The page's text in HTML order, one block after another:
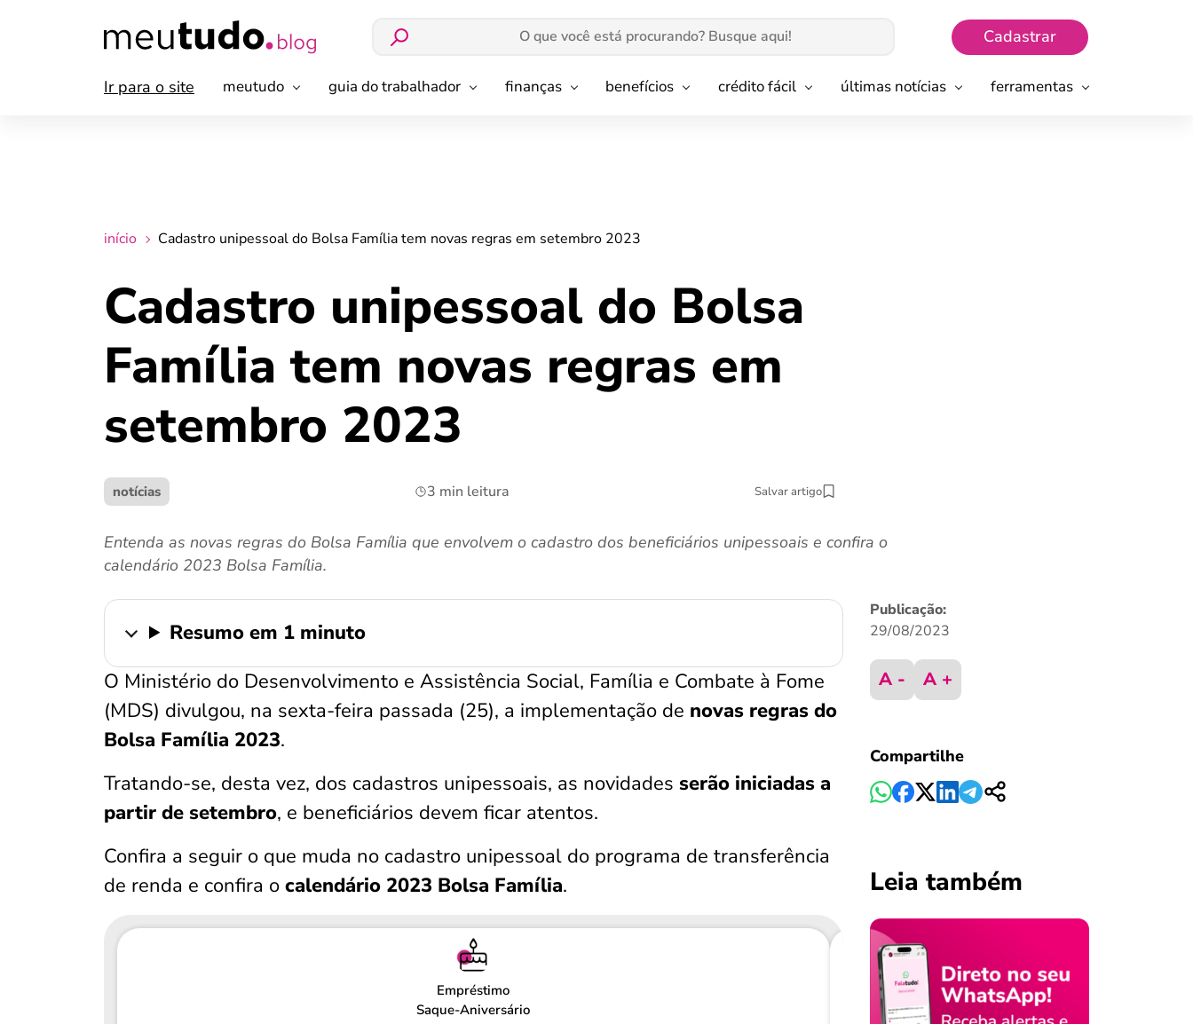
Cadastrar
Ir para o site meutudo guia do trabalhador finanças benefícios crédito fácil últimas notícias ferramentas
início Cadastro unipessoal do Bolsa Família tem novas regras em setembro 2023
Cadastro unipessoal do Bolsa
Família tem novas regras em
setembro 2023
notícias 3 min leitura Salvar artigo
Entenda as novas regras do Bolsa Família que envolvem o cadastro dos beneficiários unipessoais e confira o
calendário 2023 Bolsa Família.
Resumo em 1 minuto
O Ministério do Desenvolvimento e Assistência Social, Família e Combate à Fome
(MDS) divulgou, na sexta-feira passada (25), a implementação de novas regras do
Bolsa Família 2023.
Tratando-se, desta vez, dos cadastros unipessoais, as novidades serão iniciadas a
partir de setembro, e beneficiários devem ficar atentos.
Confira a seguir o que muda no cadastro unipessoal do programa de transferência
de renda e confira o calendário 2023 Bolsa Família.
Empréstimo
Saque-Aniversário
Publicação:
29/08/2023
A - A +
Compartilhe
Leia também